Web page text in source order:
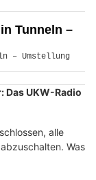
Tunneln –
Das UKW-Radio
alle
Was